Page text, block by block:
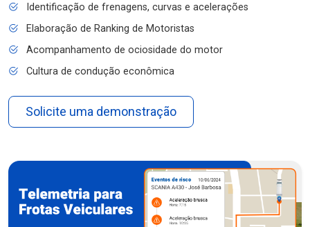
Identificação de frenagens, curvas e acelerações
Elaboração de Ranking de Motoristas
Acompanhamento de ociosidade do motor
Cultura de condução econômica
Solicite uma demonstração